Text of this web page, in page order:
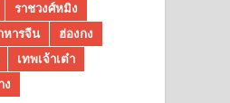
ราชวงศ์หมิง
หารจีน
ฮ่องกง
เทพเจ้าเต๋า
ง